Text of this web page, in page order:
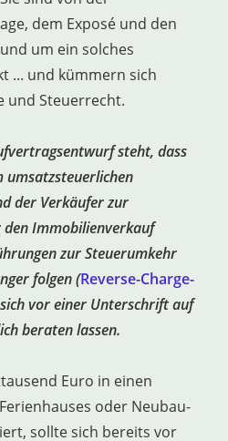
dem Exposé und den
um ein solches
... und kümmern sich
und Steuerrecht.
steht, dass
umsatzsteuerlichen
der Verkäufer zur
Immobilienverkauf
zur Steuerumkehr
folgen (Reverse-Charge-
vor einer Unterschrift auf
beraten lassen.
Euro in einen
oder Neubau-
sollte sich bereits vor